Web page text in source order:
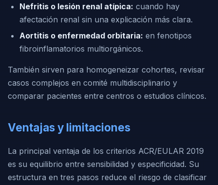
Nefritis o lesión renal atípica: cuando hay
afectación renal sin una explicación más clara.
Aortitis o enfermedad orbitaria: en fenotipos
fibroinflamatorios multiorgánicos.
También sirven para homogeneizar cohortes, revisar
casos complejos en comité multidisciplinario y
comparar pacientes entre centros o estudios clínicos.
Ventajas y limitaciones
La principal ventaja de los criterios ACR/EULAR 2019
es su equilibrio entre sensibilidad y especificidad. Su
estructura en tres pasos reduce el riesgo de clasificar